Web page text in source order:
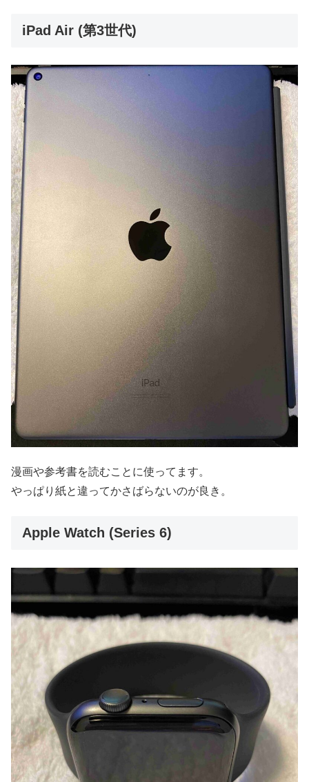
iPad Air (第3世代)
漫画や参考書を読むことに使ってます。
やっぱり紙と違ってかさばらないのが良き。
Apple Watch (Series 6)